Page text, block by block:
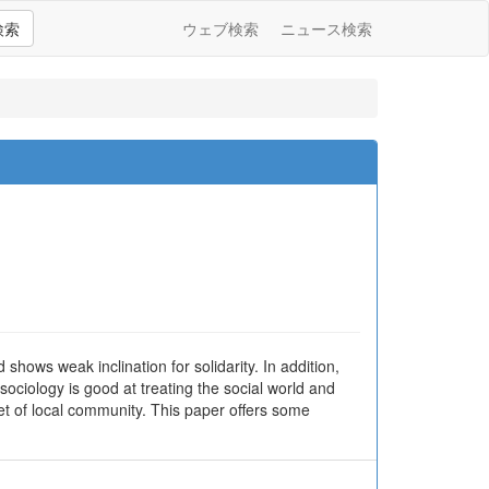
索 ウェブ検索 ニュース検索
weak inclination for solidarity. In addition,
is good at treating the social world and
of local community. This paper offers some